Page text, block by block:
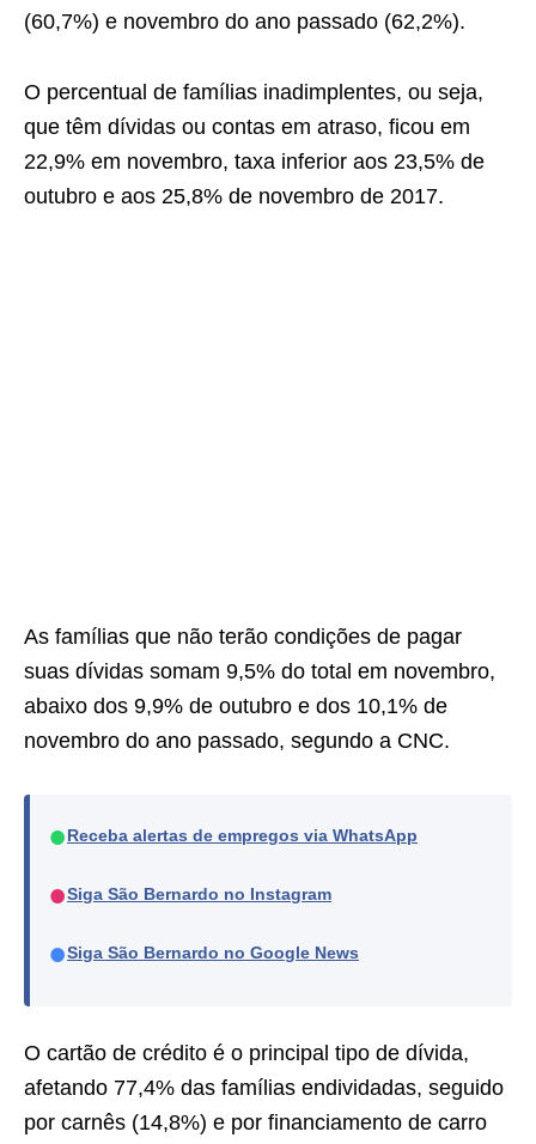
(60,7%) e novembro do ano passado (62,2%).
O percentual de famílias inadimplentes, ou seja,
que têm dívidas ou contas em atraso, ficou em
22,9% em novembro, taxa inferior aos 23,5% de
outubro e aos 25,8% de novembro de 2017.
As famílias que não terão condições de pagar
suas dívidas somam 9,5% do total em novembro,
abaixo dos 9,9% de outubro e dos 10,1% de
novembro do ano passado, segundo a CNC.
● Receba alertas de empregos via WhatsApp
●Siga São Bernardo no Instagram
●Siga São Bernardo no Google News
O cartão de crédito é o principal tipo de dívida,
afetando 77,4% das famílias endividadas, seguido
por carnês (14,8%) e por financiamento de carro